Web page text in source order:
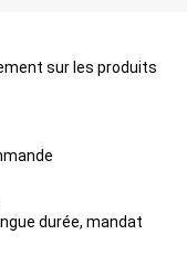
sur les produits
durée, mandat